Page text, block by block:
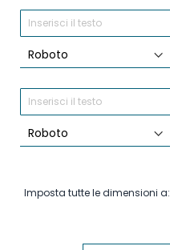
Imposta tutte le dimensioni a: